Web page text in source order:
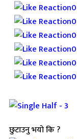
0
0
0
0
0
0
छुटाउनु भयो कि ?